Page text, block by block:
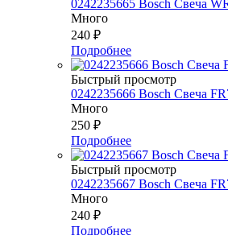
0242235665 Bosch Свеча
Много
240 ₽
Подробнее
Быстрый просмотр
0242235666 Bosch Свеча
Много
250 ₽
Подробнее
Быстрый просмотр
0242235667 Bosch Свеча
Много
240 ₽
Подробнее